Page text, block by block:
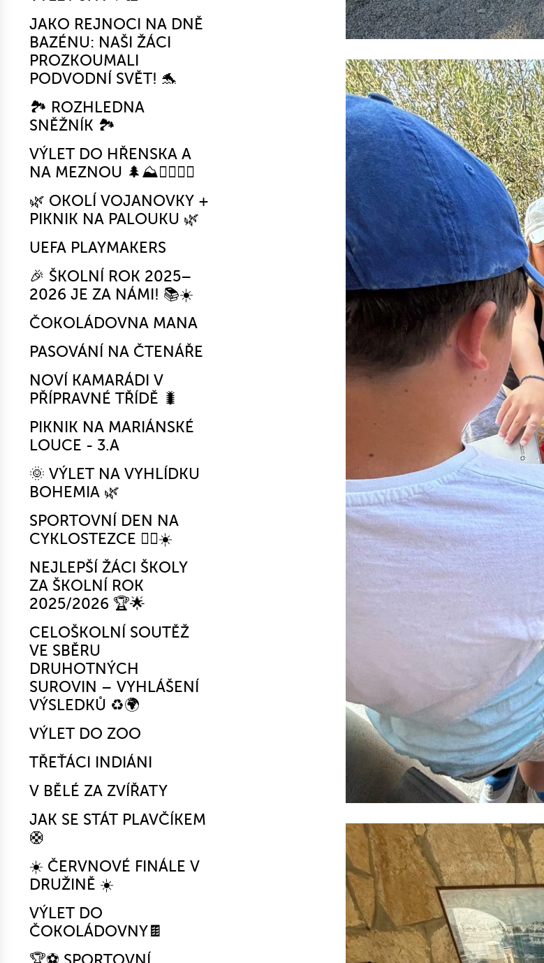
JAKO REJNOCI NA DNĚ
BAZÉNU: NAŠI ŽÁCI
PROZKOUMALI
PODVODNÍ SVĚT! 🐬
🏞️ ROZHLEDNA
SNĚŽNÍK 🏞️
VÝLET DO HŘENSKA A
NA MEZNOU 🌲⛰️🚶‍♂️🚶‍♀️
🌿 OKOLÍ VOJANOVKY +
PIKNIK NA PALOUKU 🌿
UEFA PLAYMAKERS
🎉 ŠKOLNÍ ROK 2025–
2026 JE ZA NÁMI! 📚☀️
ČOKOLÁDOVNA MANA
PASOVÁNÍ NA ČTENÁŘE
NOVÍ KAMARÁDI V
PŘÍPRAVNÉ TŘÍDĚ 🐛
PIKNIK NA MARIÁNSKÉ
LOUCE - 3.A
🌞 VÝLET NA VYHLÍDKU
BOHEMIA 🌿
SPORTOVNÍ DEN NA
CYKLOSTEZCE 🚴‍♂️☀️
NEJLEPŠÍ ŽÁCI ŠKOLY
ZA ŠKOLNÍ ROK
2025/2026 🏆🌟
CELOŠKOLNÍ SOUTĚŽ
VE SBĚRU
DRUHOTNÝCH
SUROVIN – VYHLÁŠENÍ
VÝSLEDKŮ ♻️🌍
VÝLET DO ZOO
TŘEŤÁCI INDIÁNI
V BĚLÉ ZA ZVÍŘATY
JAK SE STÁT PLAVČÍKEM
🛟
☀️ ČERVNOVÉ FINÁLE V
DRUŽINĚ ☀️
VÝLET DO
ČOKOLÁDOVNY🍫